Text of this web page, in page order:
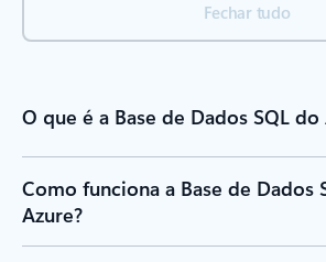
Fechar tudo
O que é a Base de Dados SQL do
Como funciona a Base de Dados
Azure?